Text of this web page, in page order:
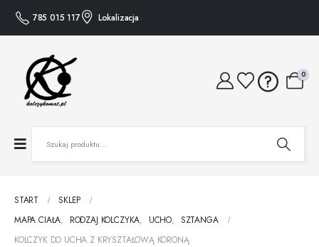
785 015 117 Lokalizacja
0
START
SKLEP
MAPA CIAŁA, RODZAJ KOLCZYKA, UCHO, SZTANGA
KOLCZYK DO UCHA Z KRYSZTAŁOWĄ KORONĄ